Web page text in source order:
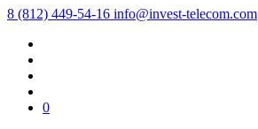
8 (812) 449-54-16 info@invest-telecom.com
0